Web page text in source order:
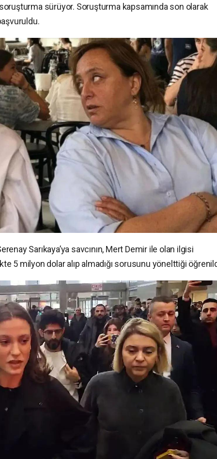
sürüyor. Soruşturma kapsamında son olarak
Sarıkaya’ya savcının, Mert Demir ile olan ilgisi
5 milyon dolar alıp almadığı sorusunu yönelttiği